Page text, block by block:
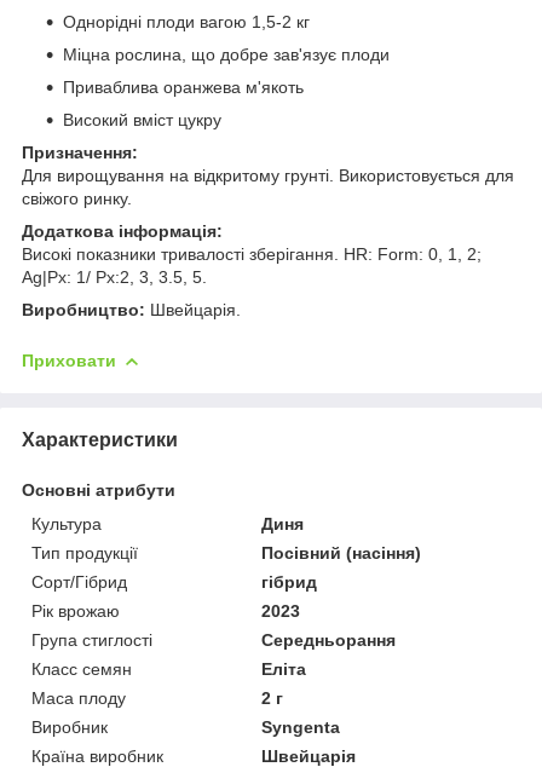
Однорідні плоди вагою 1,5-2 кг
Міцна рослина, що добре зав'язує плоди
Приваблива оранжева м'якоть
Високий вміст цукру
Призначення:
Для вирощування на відкритому грунті. Використовується для
свіжого ринку.
Додаткова інформація:
Високі показники тривалості зберігання. HR: Form: 0, 1, 2;
Ag|Pх: 1/ Рх:2, 3, 3.5, 5.
Виробництво: Швейцарія.
Приховати
Характеристики
Основні атрибути
Культура
Диня
Тип продукції
Посівний (насіння)
Сорт/Гібрид
гібрид
Рік врожаю
2023
Група стиглості
Середньорання
Класс семян
Еліта
Маса плоду
2 г
Виробник
Syngenta
Країна виробник
Швейцарія